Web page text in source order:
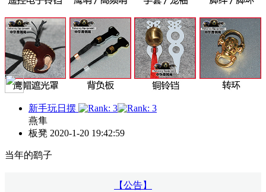
新手玩日摆
燕隼
板凳 2020-1-20 19:42:59
当年的鹞子
【公告】